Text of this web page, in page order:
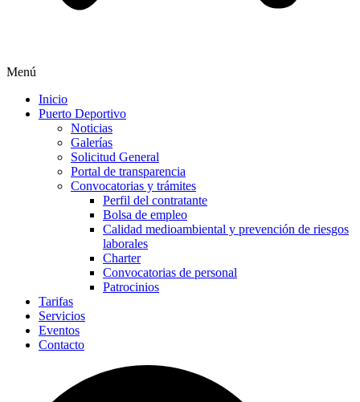
Menú
Inicio
Puerto Deportivo
Noticias
Galerías
Solicitud General
Portal de transparencia
Convocatorias y trámites
Perfil del contratante
Bolsa de empleo
Calidad medioambiental y prevención de riesgos
laborales
Charter
Convocatorias de personal
Patrocinios
Tarifas
Servicios
Eventos
Contacto